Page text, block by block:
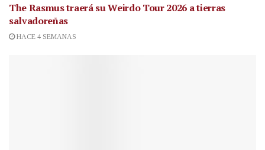
The Rasmus traerá su Weirdo Tour 2026 a tierras
salvadoreñas
HACE 4 SEMANAS